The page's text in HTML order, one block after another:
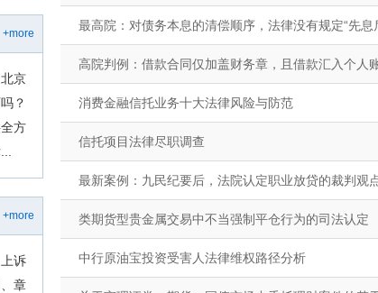
+more
京
？
方
+more
诉
章
最高院：对债务本息的清偿顺序，法律没有规定“先息
高院判例：借款合同仅加盖财务章，且借款汇入个人
消费金融信托业务十大法律风险与防范
信托项目法律尽职调查
最新案例：九民纪要后，法院认定职业放贷的裁判观
类期货型贵金属交易中不当强制平仓行为的司法认定
中行原油宝投资受害人法律维权路径分析